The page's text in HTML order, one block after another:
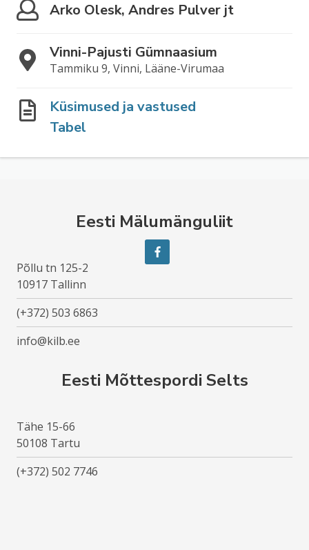
Arko Olesk, Andres Pulver jt
Vinni-Pajusti Gümnaasium
Tammiku 9, Vinni, Lääne-Virumaa
Küsimused ja vastused
Tabel
Eesti Mälumänguliit
Põllu tn 125-2
10917 Tallinn
(+372) 503 6863
info@kilb.ee
Eesti Mõttespordi Selts
Tähe 15-66
50108 Tartu
(+372) 502 7746